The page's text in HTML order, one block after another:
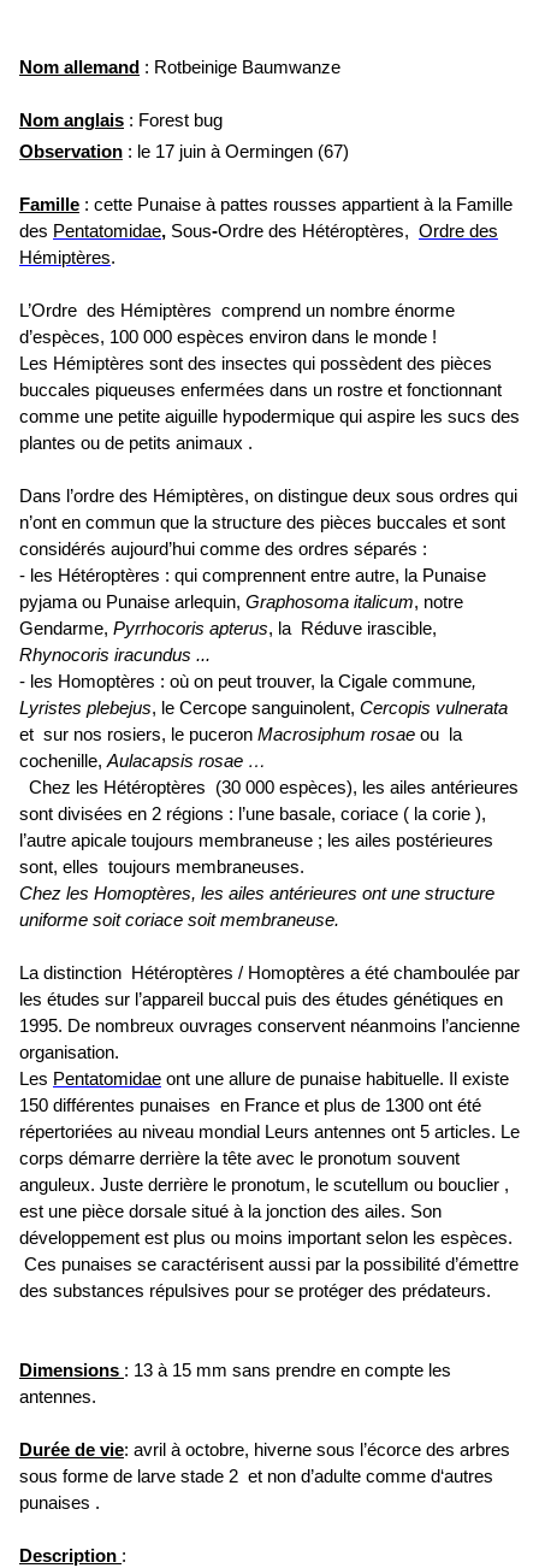
Nom allemand : Rotbeinige Baumwanze
Nom anglais : Forest bug
Observation : le 17 juin à Oermingen (67)
Famille : cette Punaise à pattes rousses appartient à la Famille
des Pentatomidae, Sous-Ordre des Hétéroptères, Ordre des
Hémiptères.
L’Ordre des Hémiptères comprend un nombre énorme
d’espèces, 100 000 espèces environ dans le monde !
Les Hémiptères sont des insectes qui possèdent des pièces
buccales piqueuses enfermées dans un rostre et fonctionnant
comme une petite aiguille hypodermique qui aspire les sucs des
plantes ou de petits animaux .
Dans l’ordre des Hémiptères, on distingue deux sous ordres qui
n’ont en commun que la structure des pièces buccales et sont
considérés aujourd’hui comme des ordres séparés :
- les Hétéroptères : qui comprennent entre autre, la Punaise
pyjama ou Punaise arlequin, Graphosoma italicum, notre
Gendarme, Pyrrhocoris apterus, la Réduve irascible,
Rhynocoris iracundus ...
- les Homoptères : où on peut trouver, la Cigale commune,
Lyristes plebejus, le Cercope sanguinolent, Cercopis vulnerata
et sur nos rosiers, le puceron Macrosiphum rosae ou la
cochenille, Aulacapsis rosae …
Chez les Hétéroptères (30 000 espèces), les ailes antérieures
sont divisées en 2 régions : l’une basale, coriace ( la corie ),
l’autre apicale toujours membraneuse ; les ailes postérieures
sont, elles toujours membraneuses.
Chez les Homoptères, les ailes antérieures ont une structure
uniforme soit coriace soit membraneuse.
La distinction Hétéroptères / Homoptères a été chamboulée par
les études sur l’appareil buccal puis des études génétiques en
1995. De nombreux ouvrages conservent néanmoins l’ancienne
organisation.
Les Pentatomidae ont une allure de punaise habituelle.
Il existe
150 différentes punaises en France et plus de 1300 ont été
répertoriées au niveau mondial Leurs antennes ont 5 articles. Le
corps démarre derrière la tête avec le pronotum souvent
anguleux. Juste derrière le pronotum, le scutellum ou bouclier ,
est une pièce dorsale situé à la jonction des ailes. Son
développement est plus ou moins important selon les espèces.
Ces punaises se caractérisent aussi par la possibilité d’émettre
des substances répulsives pour se protéger des prédateurs.
Dimensions : 13 à 15 mm sans prendre en compte les
antennes.
Durée de vie: avril à octobre, hiverne sous l’écorce des arbres
sous forme de larve stade 2 et non d’adulte comme d‘autres
punaises .
Description :